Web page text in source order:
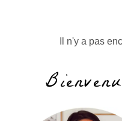
Il n'y a pas